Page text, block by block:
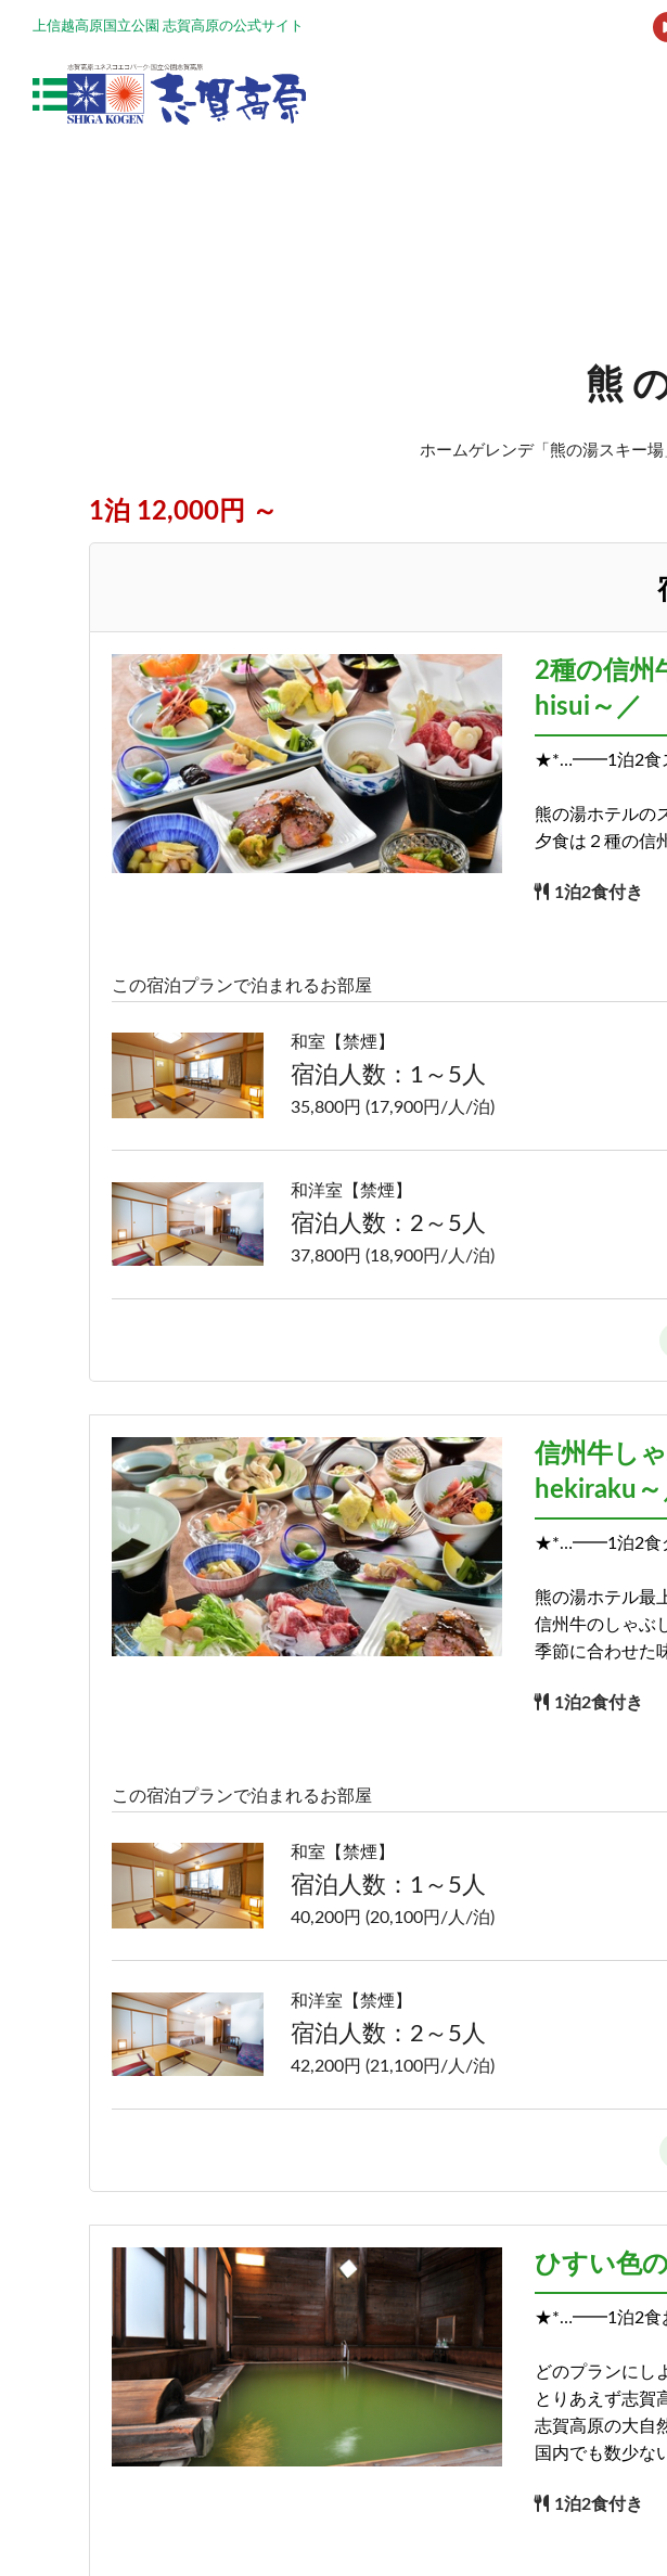
上信越高原国立公園 志賀高原の公式サイト
熊
ホームゲレンデ「熊の湯スキー
1泊 12,000円 ～
2種の信州
hisui～／
★*…━━1泊2食
熊の湯ホテルの
夕食は２種の信
1泊2食付き
この宿泊プランで泊まれるお部屋
和室【禁煙】
宿泊人数：1～5人
35,800円 (17,900円/人/泊)
和洋室【禁煙】
宿泊人数：2～5人
37,800円 (18,900円/人/泊)
信州牛し
hekiraku～
★*…━━1泊2食
熊の湯ホテル最
信州牛のしゃぶ
季節に合わせた
1泊2食付き
この宿泊プランで泊まれるお部屋
和室【禁煙】
宿泊人数：1～5人
40,200円 (20,100円/人/泊)
和洋室【禁煙】
宿泊人数：2～5人
42,200円 (21,100円/人/泊)
特別室【禁煙】
宿泊人数：2～4人
66,200円 (33,100円/人/泊)
ひすい色
★*…━━1泊2食
どのプランにし
とりあえず志賀
志賀高原の大自
国内でも数少な
1泊2食付き